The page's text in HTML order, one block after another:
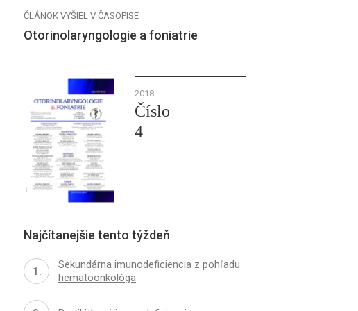
ČLÁNOK VYŠIEL V ČASOPISE
Otorinolaryngologie a foniatrie
2018
Číslo
4
Najčítanejšie tento týždeň
Sekundárna imunodeficiencia z pohľadu
hematoonkológa